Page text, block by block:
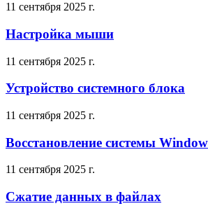
11 сентября 2025 г.
Настройка мыши
11 сентября 2025 г.
Устройство системного блока
11 сентября 2025 г.
Восстановление системы
11 сентября 2025 г.
Сжатие данных в файлах